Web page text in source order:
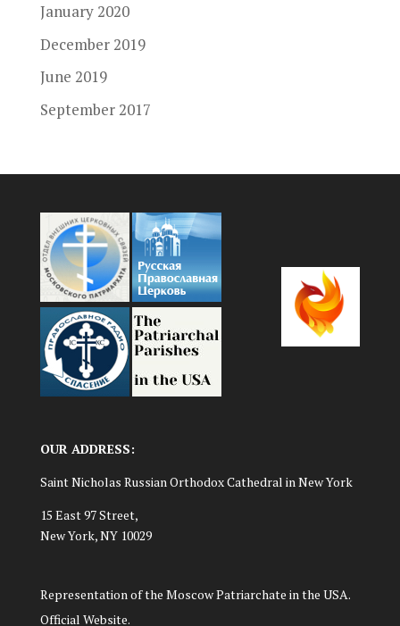
January 2020
December 2019
June 2019
September 2017
OUR ADDRESS:
Saint Nicholas Russian Orthodox Cathedral in New York
15 East 97 Street,
New York, NY 10029
Representation of the Moscow Patriarchate in the USA.
Official Website.